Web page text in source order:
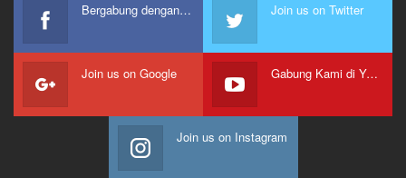
Bergabung dengan kami Join us on Twitter
Join us on Google Gabung Kami di Youtube
Join us on Instagram